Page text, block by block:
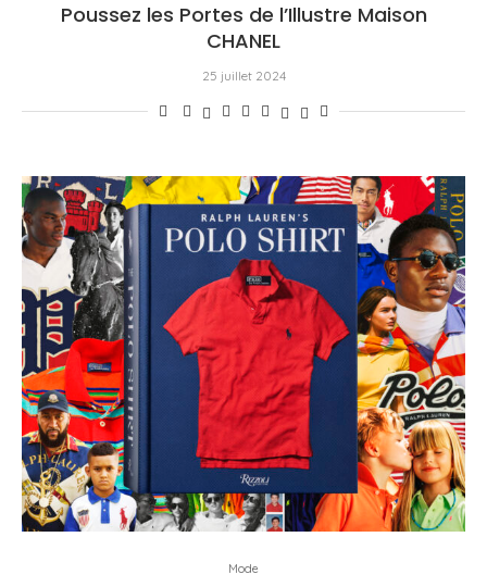
Poussez les Portes de l’Illustre Maison
CHANEL
25 juillet 2024
Mode